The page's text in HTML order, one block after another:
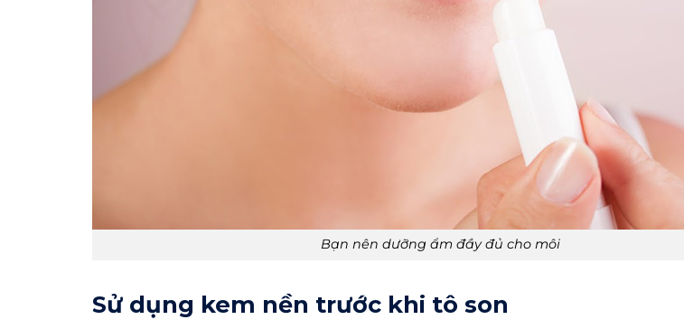
Bạn nên dưỡng ẩm đầy đủ cho môi
Sử dụng kem nền trước khi tô son